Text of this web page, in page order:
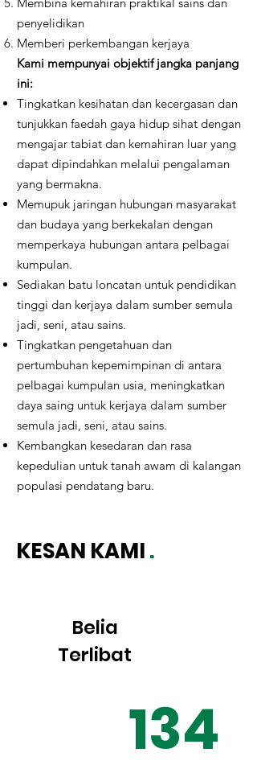
penyelidikan
Memberi perkembangan kerjaya
Kami mempunyai objektif jangka panjang
ini:
Tingkatkan kesihatan dan kecergasan dan
tunjukkan faedah gaya hidup sihat dengan
mengajar tabiat dan kemahiran luar yang
dapat dipindahkan melalui pengalaman
yang bermakna.
Memupuk jaringan hubungan masyarakat
dan budaya yang berkekalan dengan
memperkaya hubungan antara pelbagai
kumpulan.
Sediakan batu loncatan untuk pendidikan
tinggi dan kerjaya dalam sumber semula
jadi, seni, atau sains.
Tingkatkan pengetahuan dan
pertumbuhan kepemimpinan di antara
pelbagai kumpulan usia, meningkatkan
daya saing untuk kerjaya dalam sumber
semula jadi, seni, atau sains.
Kembangkan kesedaran dan rasa
kepedulian untuk tanah awam di kalangan
populasi pendatang baru.
KESAN KAMI.
Belia
Terlibat
134